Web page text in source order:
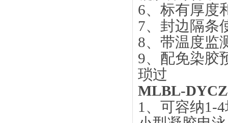
6、标有厚度
7、封边隔条
8、带温度监
9、配免染胶
琐过
MLBL-
1、可容纳1-